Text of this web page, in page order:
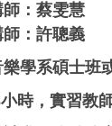
：蔡雯慧
：許聰義
學系碩士班
時，實習教